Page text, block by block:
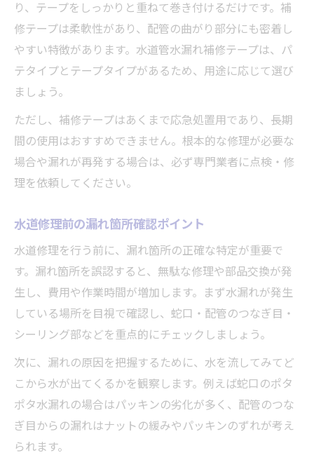
り、テープをしっかりと重ねて巻き付けるだけです。補
修テープは柔軟性があり、配管の曲がり部分にも密着し
やすい特徴があります。水道管水漏れ補修テープは、パ
テタイプとテープタイプがあるため、用途に応じて選び
ましょう。
ただし、補修テープはあくまで応急処置用であり、長期
間の使用はおすすめできません。根本的な修理が必要な
場合や漏れが再発する場合は、必ず専門業者に点検・修
理を依頼してください。
水道修理前の漏れ箇所確認ポイント
水道修理を行う前に、漏れ箇所の正確な特定が重要で
す。漏れ箇所を誤認すると、無駄な修理や部品交換が発
生し、費用や作業時間が増加します。まず水漏れが発生
している場所を目視で確認し、蛇口・配管のつなぎ目・
シーリング部などを重点的にチェックしましょう。
次に、漏れの原因を把握するために、水を流してみてど
こから水が出てくるかを観察します。例えば蛇口のポタ
ポタ水漏れの場合はパッキンの劣化が多く、配管のつな
ぎ目からの漏れはナットの緩みやパッキンのずれが考え
られます。